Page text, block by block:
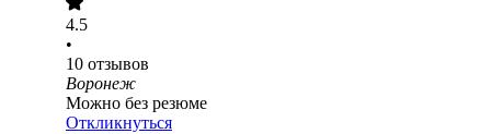
4.5
•
10 отзывов
Воронеж
Можно без резюме
Откликнуться